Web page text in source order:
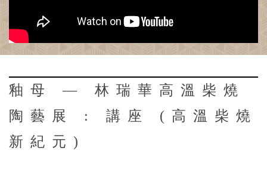
釉母 — 林瑞華高溫柴燒
陶藝展 : 講座 (高溫柴燒
新紀元)